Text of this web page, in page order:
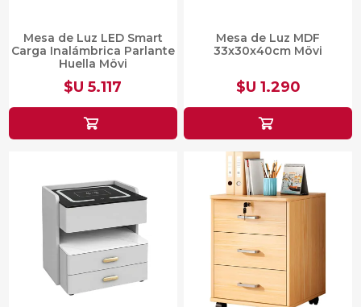
Mesa de Luz LED Smart
Carga Inalámbrica Parlante
Huella Mövi
$U 5.117
Mesa de Luz MDF
33x30x40cm Mövi
$U 1.290